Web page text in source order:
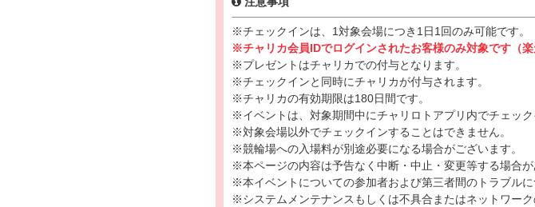
※チェックインは、1対象会場につき1日1回のみ可能です。
※チャリカ会員IDでログインされたお客様のみ対象です（
※プレゼントはチャリカでの付与となります。
※チェックインと同時にチャリカが付与されます。
※チャリカの有効期限は180日間です。
※イベントは、対象期間中にチャリロトアプリ内でチェック
※対象会場以外でチェックインすることはできません。
※競輪場への入場料が別途必要になる場合がございます。
※本ページの内容は予告なく中断・中止・変更等する場合が
※本イベントについての参加者および第三者間のトラブルに
※システムメンテナンスもしくは不具合またはネットワー